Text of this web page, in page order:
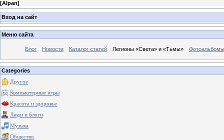
[Alpan]
Вход на сайт
Меню сайта
Блог Новости Каталог статей Легионы «Света» и «Тьмы» Фотоальбомы
Categories
Другое
Компьютерные игры
Красота и здоровье
Люди и блоги
Музыка
Общество